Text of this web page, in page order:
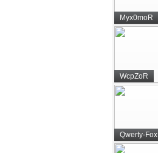
Myx0moR
WcpZoR
Qwerty-Fox